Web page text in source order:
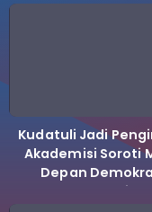
Kudatuli Jadi
Akademisi Soroti
Depan
Indonesia